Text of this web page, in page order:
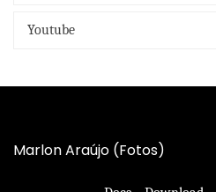
Youtube
Marlon Araújo (Fotos)